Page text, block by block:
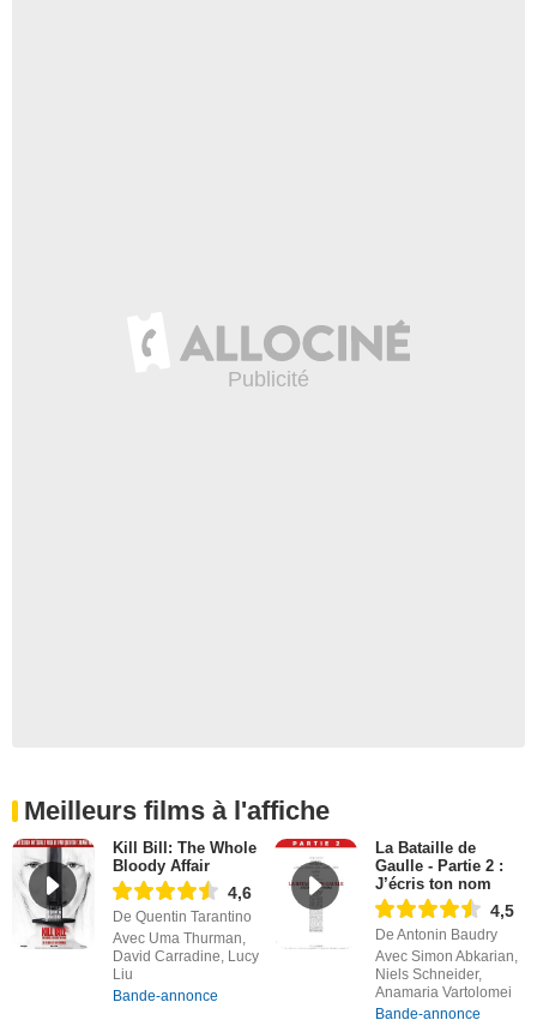
Meilleurs films à l'affiche
Kill Bill: The Whole
Bloody Affair
4,6
De Quentin Tarantino
Avec Uma Thurman,
David Carradine, Lucy
Liu
Bande-annonce
La Bataille de
Gaulle - Partie 2 :
J’écris ton nom
4,5
De Antonin Baudry
Avec Simon Abkarian,
Niels Schneider,
Anamaria Vartolomei
Bande-annonce